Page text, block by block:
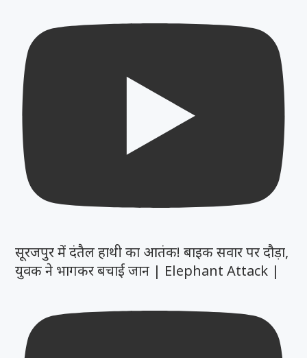
सूरजपुर में दंतैल हाथी का आतंक! बाइक सवार पर दौड़ा,
युवक ने भागकर बचाई जान | Elephant Attack |